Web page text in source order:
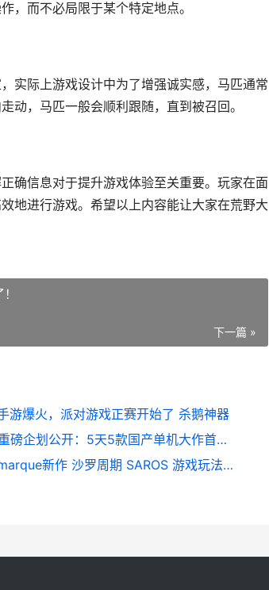
，而不必局限于某个特定地点。
实际上游戏设计中为了增强诚实感，马匹通常
动，马匹一般会顺利跟随，直到被召回。
确信息对于提升游戏体验至关重要。玩家在面
地进行游戏。希望以上内容能让大家在荒野大
下一篇 »
游爆火，派对游戏正赛开始了 杀鹅神器
B站1月重磅企划公开：5天5款国产单机大作首发预告! b站11月活动
Housemarque新作 沙罗周期 SAROS 游戏玩法宣传片公开，2026年3月20日发售